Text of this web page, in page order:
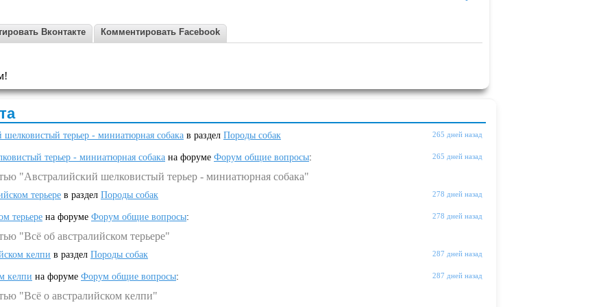
Вконтакте Комментировать Facebook
265 дней назад
шелковистый терьер - миниатюрная собака в раздел Породы собак
265 дней назад
терьер - миниатюрная собака на форуме Форум общие вопросы:
"Австралийский шелковистый терьер - миниатюрная собака"
278 дней назад
терьере в раздел Породы собак
278 дней назад
терьере на форуме Форум общие вопросы:
"Всё об австралийском терьере"
287 дней назад
келпи в раздел Породы собак
287 дней назад
келпи на форуме Форум общие вопросы:
"Всё о австралийском келпи"